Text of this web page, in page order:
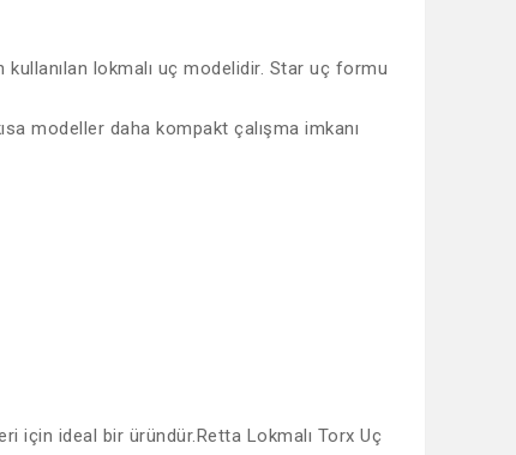
kullanılan lokmalı uç modelidir. Star uç formu
modeller daha kompakt çalışma imkanı
için ideal bir üründür.Retta Lokmalı Torx Uç